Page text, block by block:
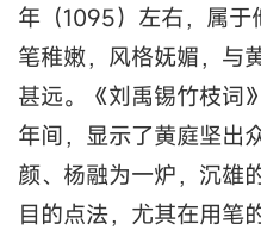
年（1095）左右，属于
笔稚嫩，风格妩媚，与
甚远。《刘禹锡竹枝词
年间，显示了黄庭坚出
颜、杨融为一炉，沉雄
目的点法，尤其在用笔